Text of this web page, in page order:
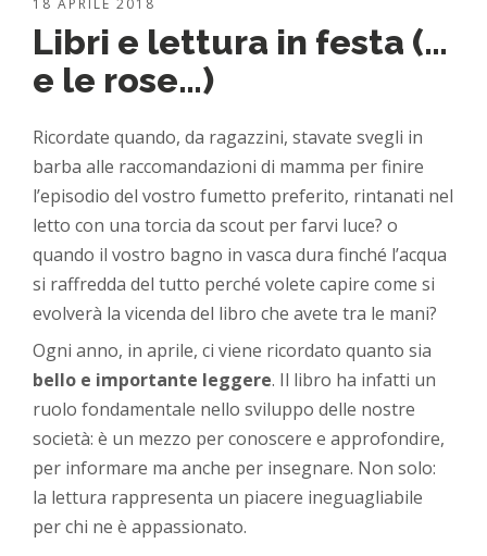
Libri e lettura in festa (…
e le rose…)
Ricordate quando, da ragazzini, stavate svegli in
barba alle raccomandazioni di mamma per finire
l’episodio del vostro fumetto preferito, rintanati nel
letto con una torcia da scout per farvi luce? o
quando il vostro bagno in vasca dura finché l’acqua
si raffredda del tutto perché volete capire come si
evolverà la vicenda del libro che avete tra le mani?
Ogni anno, in aprile, ci viene ricordato quanto sia
bello e importante leggere. Il libro ha infatti un
ruolo fondamentale nello sviluppo delle nostre
società: è un mezzo per conoscere e approfondire,
per informare ma anche per insegnare. Non solo:
la lettura rappresenta un piacere ineguagliabile
per chi ne è appassionato.